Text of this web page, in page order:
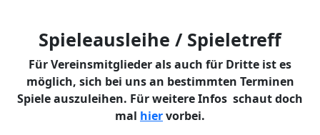
Spieleausleihe / Spieletreff
Für Vereinsmitglieder als auch für Dritte ist es
möglich, sich bei uns an bestimmten Terminen
Spiele auszuleihen. Für weitere Infos schaut doch
mal hiervorbei.